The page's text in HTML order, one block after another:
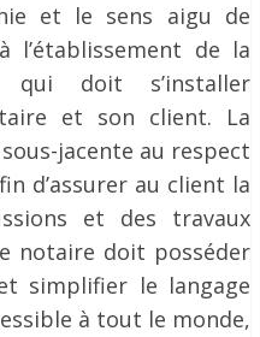
et le sens aigu de
l’établissement de la
qui doit s’installer
et son client. La
jacente au respect
d’assurer au client la
et des travaux
notaire doit posséder
simplifier le langage
à tout le monde,